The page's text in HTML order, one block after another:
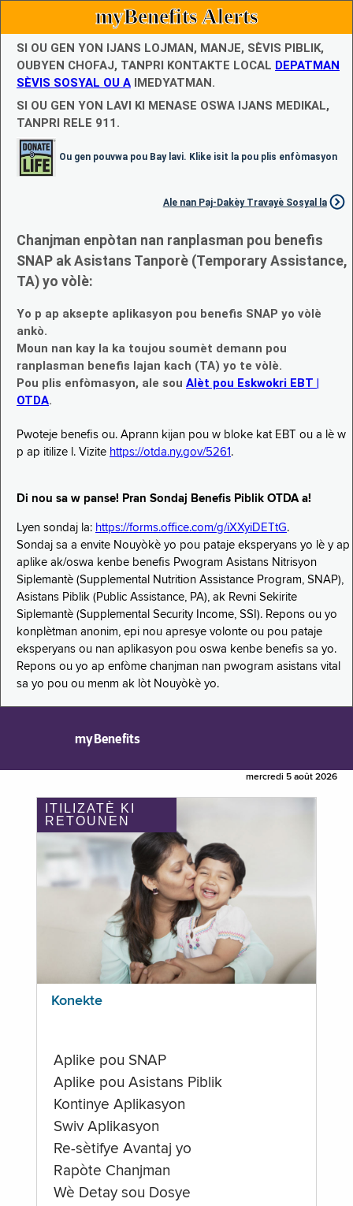
myBenefits Alerts
SI OU GEN YON IJANS LOJMAN, MANJE, SÈVIS PIBLIK,
OUBYEN CHOFAJ, TANPRI KONTAKTE LOCAL DEPATMAN
SÈVIS SOSYAL OU A IMEDYATMAN.
SI OU GEN YON LAVI KI MENASE OSWA IJANS MEDIKAL,
TANPRI RELE 911.
Ou gen pouvwa pou Bay lavi. Klike isit la pou plis enfòmasyon
Ale nan Paj-Dakèy Travayè Sosyal la
Chanjman enpòtan nan ranplasman pou benefis
SNAP ak Asistans Tanporè (Temporary Assistance,
TA) yo vòlè:
Yo p ap aksepte aplikasyon pou benefis SNAP yo vòlè
ankò.
Moun nan kay la ka toujou soumèt demann pou
ranplasman benefis lajan kach (TA) yo te vòlè.
Pou plis enfòmasyon, ale sou Alèt pou Eskwokri EBT |
OTDA.
Pwoteje benefis ou. Aprann kijan pou w bloke kat EBT ou a lè w
p ap itilize l. Vizite https://otda.ny.gov/5261 .
Di nou sa w panse! Pran Sondaj Benefis Piblik OTDA a!
Lyen sondaj la: https://forms.office.com/g/iXXyiDETtG.
Sondaj sa a envite Nouyòkè yo pou pataje eksperyans yo lè y ap
aplike ak/oswa kenbe benefis Pwogram Asistans Nitrisyon
Siplemantè (Supplemental Nutrition Assistance Program, SNAP),
Asistans Piblik (Public Assistance, PA), ak Revni Sekirite
Siplemantè (Supplemental Security Income, SSI). Repons ou yo
konplètman anonim, epi nou apresye volonte ou pou pataje
eksperyans ou nan aplikasyon pou oswa kenbe benefis sa yo.
Repons ou yo ap enfòme chanjman nan pwogram asistans vital
sa yo pou ou menm ak lòt Nouyòkè yo.
myBenefits
mercredi 5 août 2026
ITILIZATÈ KI
RETOUNEN
Konekte
Aplike pou SNAP
Aplike pou Asistans Piblik
Kontinye Aplikasyon
Swiv Aplikasyon
Re-sètifye Avantaj yo
Rapòte Chanjman
Wè Detay sou Dosye